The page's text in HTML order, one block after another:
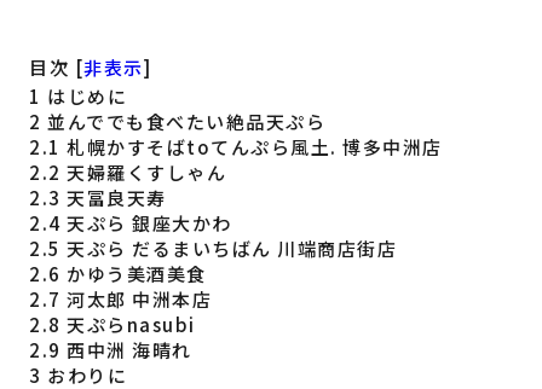
福岡の
福岡の教育・子育て情報
福岡の ビジネス
目次 [非表示]
1 はじめに
2 並んででも食べたい絶品天ぷら
2.1 札幌かすそばtoてんぷら風土. 博多中洲店
2.2 天婦羅くすしゃん
2.3 天冨良天寿
2.4 天ぷら 銀座大かわ
2.5 天ぷら だるまいちばん 川端商店街店
2.6 かゆう美酒美食
2.7 河太郎 中洲本店
2.8 天ぷらnasubi
2.9 西中洲 海晴れ
3 おわりに